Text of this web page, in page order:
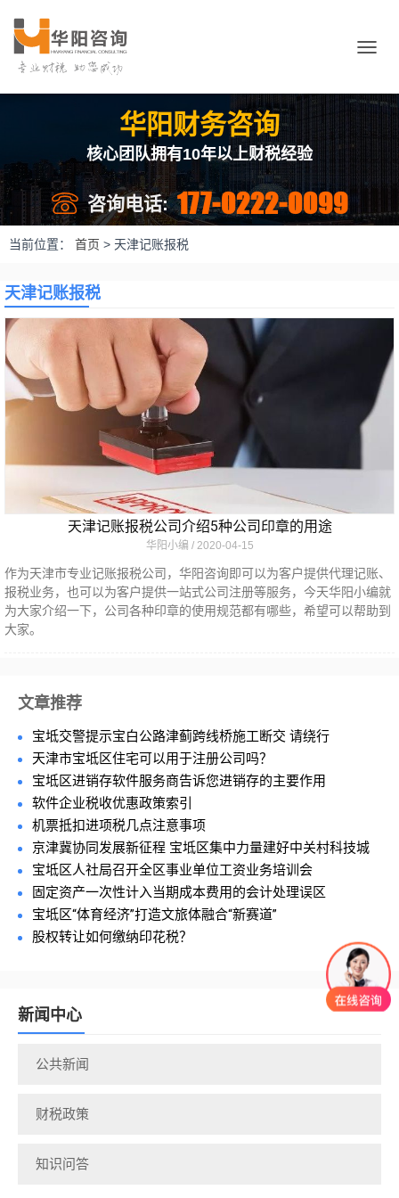
导
华阳财务咨询
核心团队拥有10年以上财税经验
咨询电话: 177-0222-0099
当前位置： 首页 > 天津记账报税
天津记账报税
天津记账报税公司介绍5种公司印章的用途
华阳小编 2020-04-15
作为天津市专业记账报税公司，华阳咨询即可以为客户提供代理记账、
报税业务，也可以为客户提供一站式公司注册等服务，今天华阳小编就
为大家介绍一下，公司各种印章的使用规范都有哪些，希望可以帮助到
大家。
文章推荐
宝坻交警提示宝白公路津蓟跨线桥施工断交 请绕行
天津市宝坻区住宅可以用于注册公司吗？
宝坻区进销存软件服务商告诉您进销存的主要作用
软件企业税收优惠政策索引
机票抵扣进项税几点注意事项
京津冀协同发展新征程 宝坻区集中力量建好中关村科技城
宝坻区人社局召开全区事业单位工资业务培训会
固定资产一次性计入当期成本费用的会计处理误区
宝坻区“体育经济”打造文旅体融合“新赛道”
股权转让如何缴纳印花税？
新闻中心
公共新闻
财税政策
知识问答